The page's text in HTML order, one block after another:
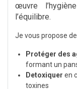
œuvre
l’équilibre.
Je vous propose
Protéger des
formant un
Detoxiquer en
toxines